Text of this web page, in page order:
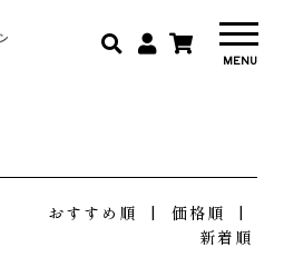
おすすめ順 | 価格順 |
新着順